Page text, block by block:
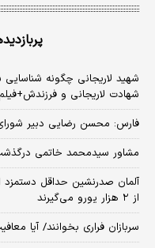
شهید لاریجانی چگونه
شهادت لاریجانی و فرزندش+فیلم
فارس: محسن رضایی دبیر
مشاور سیدمحمد خاتمی
آلمان صدرنشین حداقل دستمزد
از ۲ هزار یورو می‌گیرند
سربازان فراری بخوانند/ آیا